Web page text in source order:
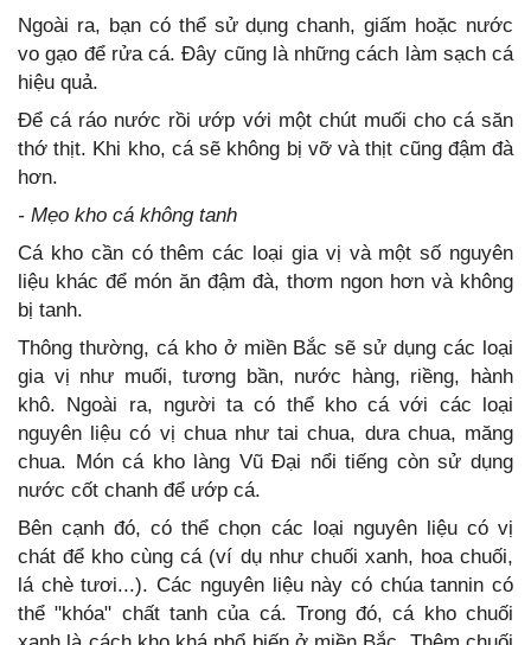
Ngoài ra, bạn có thể sử dụng chanh, giấm hoặc nước
vo gạo để rửa cá. Đây cũng là những cách làm sạch cá
hiệu quả.
Để cá ráo nước rồi ướp với một chút muối cho cá săn
thớ thịt. Khi kho, cá sẽ không bị vỡ và thịt cũng đậm đà
hơn.
- Mẹo kho cá không tanh
Cá kho cần có thêm các loại gia vị và một số nguyên
liệu khác để món ăn đậm đà, thơm ngon hơn và không
bị tanh.
Thông thường, cá kho ở miền Bắc sẽ sử dụng các loại
gia vị như muối, tương bần, nước hàng, riềng, hành
khô. Ngoài ra, người ta có thể kho cá với các loại
nguyên liệu có vị chua như tai chua, dưa chua, măng
chua. Món cá kho làng Vũ Đại nổi tiếng còn sử dụng
nước cốt chanh để ướp cá.
Bên cạnh đó, có thể chọn các loại nguyên liệu có vị
chát để kho cùng cá (ví dụ như chuối xanh, hoa chuối,
lá chè tươi...). Các nguyên liệu này có chúa tannin có
thể "khóa" chất tanh của cá. Trong đó, cá kho chuối